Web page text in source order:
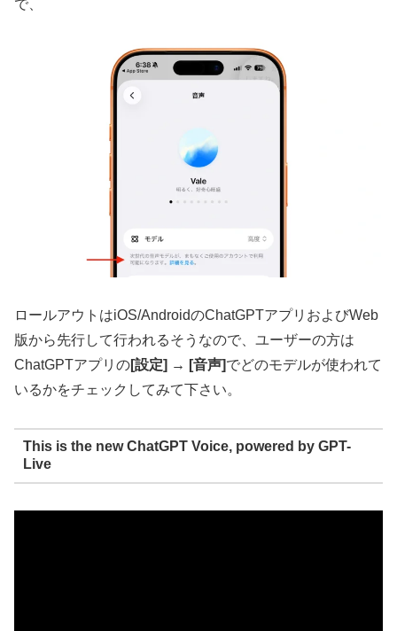
で、
ロールアウトはiOS/AndroidのChatGPTアプリおよびWeb
版から先行して行われるそうなので、ユーザーの方は
ChatGPTアプリの[設定] → [音声]でどのモデルが使われて
いるかをチェックしてみて下さい。
This is the new ChatGPT Voice, powered by GPT-
Live